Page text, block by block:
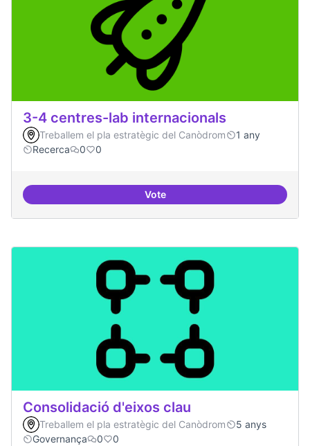
3-4 centres-lab internacionals
Treballem el pla estratègic del Canòdrom
1 any
Recerca
0 0
Vote3-4 centres-lab internacionals
Consolidació d'eixos clau
Treballem el pla estratègic del Canòdrom
5 anys
Governança
0 0